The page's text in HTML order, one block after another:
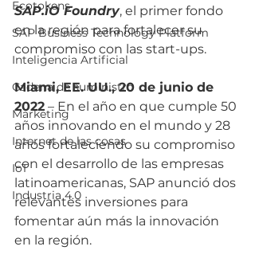
Ecotokens
SAP Business Technology Platform
Inteligencia Artificial
Cadena de suministro
Marketing
Internet de las cosas
IoT
Industria 4.0
SAP.iO Foundry, el primer fondo
en la región para fortalecer su
compromiso con las start-ups.
Miami, EE. UU., 20 de junio de
2022 – En el año en que cumple 50
años innovando en el mundo y 28
años fortaleciendo su compromiso
con el desarrollo de las empresas
latinoamericanas, SAP anunció dos
relevantes inversiones para
fomentar aún más la innovación
en la región.